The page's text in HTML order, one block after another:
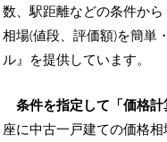
数、駅距離などの条件か
相場(値段、評価額)を簡単
ル』を提供しています。
条件を指定して「価格
座に中古一戸建ての価格